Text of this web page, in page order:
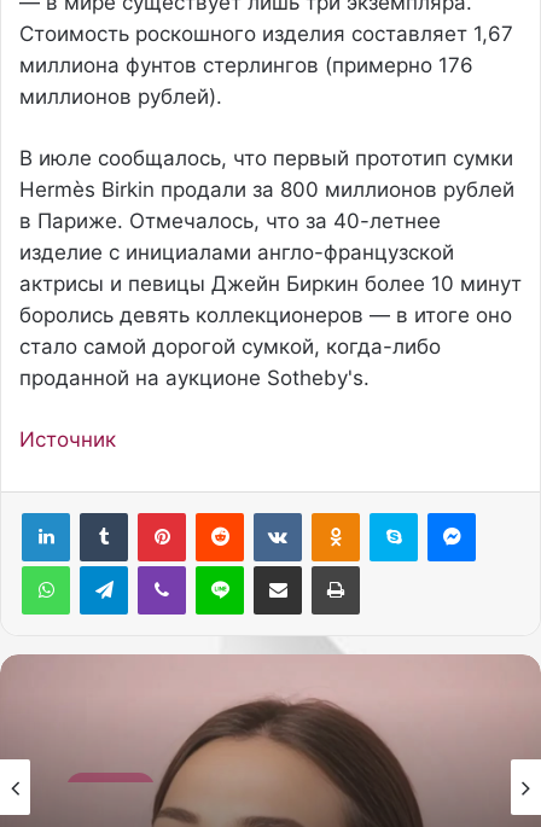
Стоимость роскошного изделия составляет 1,67
миллиона фунтов стерлингов (примерно 176
миллионов рублей).
В июле сообщалось, что первый прототип сумки
Hermès Birkin продали за 800 миллионов рублей
в Париже. Отмечалось, что за 40-летнее
изделие с инициалами англо-французской
актрисы и певицы Джейн Биркин более 10 минут
боролись девять коллекционеров — в итоге оно
стало самой дорогой сумкой, когда-либо
проданной на аукционе Sotheby's.
Источник
Telegram
26.05.2026